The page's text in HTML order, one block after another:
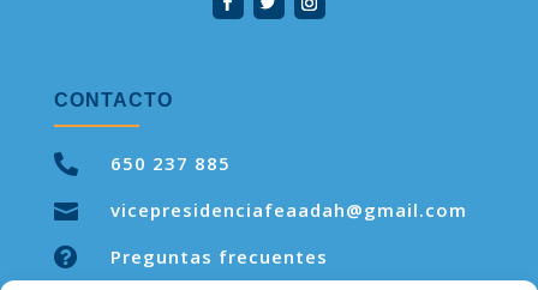
CONTACTO

650 237 885

vicepresidenciafeaadah@gmail.com
 Preguntas frecuentes